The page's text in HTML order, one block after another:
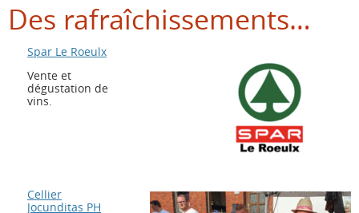
Des rafraîchissements…
Spar Le Roeulx
Vente et
dégustation de
vins.
Cellier
Jocunditas PH